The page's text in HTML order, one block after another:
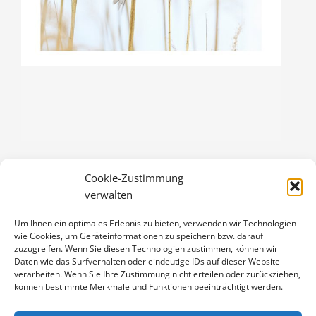
Cookie-Zustimmung
verwalten
Um Ihnen ein optimales Erlebnis zu bieten, verwenden wir Technologien
wie Cookies, um Geräteinformationen zu speichern bzw. darauf
zuzugreifen. Wenn Sie diesen Technologien zustimmen, können wir
Daten wie das Surfverhalten oder eindeutige IDs auf dieser Website
verarbeiten. Wenn Sie Ihre Zustimmung nicht erteilen oder zurückziehen,
können bestimmte Merkmale und Funktionen beeinträchtigt werden.
ROHRAMMER
Enthält 19% Mwst.
Versand
Klappkarte DIN A6 (105 x 148 mm), mit Originalfoto (ca. 90 x 130
mm) und Umschlag
ROHRAMMER